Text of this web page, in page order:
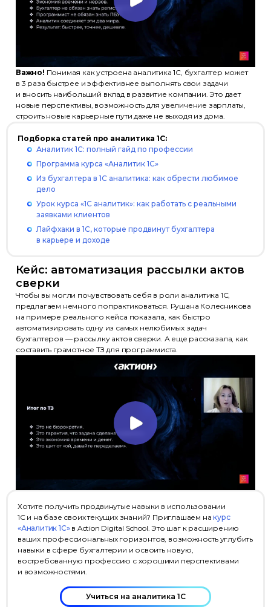
Важно! Понимая как устроена аналитика 1С, бухгалтер может
в 3 раза быстрее и эффективнее выполнять свои задачи
и вносить наибольший вклад в развитие компании. Это дает
новые перспективы, возможность для увеличение зарплаты,
строить новые карьерные пути даже не выходя из дома.
Подборка статей про аналитика 1С:
Аналитик 1С: полный гайд по профессии
Программа курса «Аналитик 1С»
Из бухгалтера в 1С аналитика: как обрести любимое
дело
Урок курса «1С аналитик»: как работать с реальными
заявками клиентов
Лайфхаки в 1С, которые продвинут бухгалтера
в карьере и доходе
Кейс: автоматизация рассылки актов
сверки
Чтобы вы могли почувствовать себя в роли аналитика 1С,
предлагаем немного попрактиковаться. Рушана Колесникова
на примере реального кейса показала, как быстро
автоматизировать одну из самых нелюбимых задач
бухгалтеров — рассылку актов сверки. А еще рассказала, как
составить грамотное ТЗ для программиста.
Хотите получить продвинутые навыки в использовании
1С и на базе своих текущих знаний? Приглашаем накурс
«Аналитик 1С»в Action Digital School. Это шаг к расширению
ваших профессиональных горизонтов, возможность углубить
навыки в сфере бухгалтерии и освоить новую,
востребованную профессию с хорошими перспективами
и возможностями.
Учиться на аналитика 1С